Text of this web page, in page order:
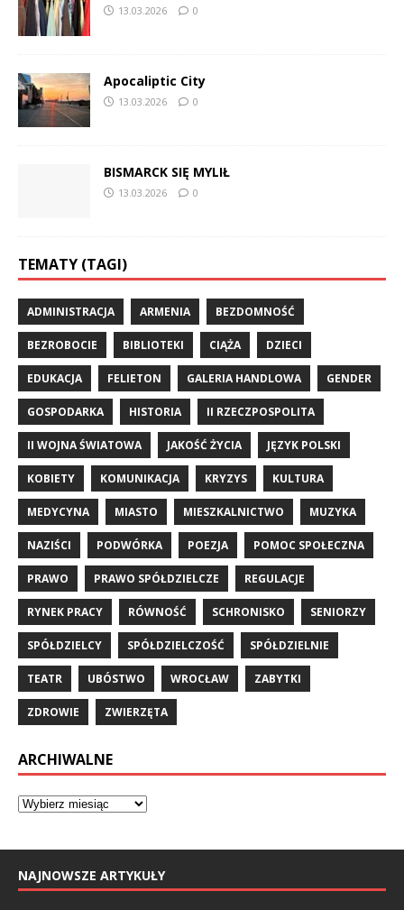
13.03.2026 0
Apocaliptic City
13.03.2026 0
BISMARCK SIĘ MYLIŁ
13.03.2026 0
TEMATY (TAGI)
ADMINISTRACJA ARMENIA BEZDOMNOŚĆ
BEZROBOCIE BIBLIOTEKI CIĄŻA DZIECI
EDUKACJA FELIETON GALERIA HANDLOWA GENDER
GOSPODARKA HISTORIA II RZECZPOSPOLITA
II WOJNA ŚWIATOWA JAKOŚĆ ŻYCIA JĘZYK POLSKI
KOBIETY KOMUNIKACJA KRYZYS KULTURA
MEDYCYNA MIASTO MIESZKALNICTWO MUZYKA
NAZIŚCI PODWÓRKA POEZJA POMOC SPOŁECZNA
PRAWO PRAWO SPÓŁDZIELCZE REGULACJE
RYNEK PRACY RÓWNOŚĆ SCHRONISKO SENIORZY
SPÓŁDZIELCY SPÓŁDZIELCZOŚĆ SPÓŁDZIELNIE
TEATR UBÓSTWO WROCŁAW ZABYTKI
ZDROWIE ZWIERZĘTA
ARCHIWALNE
NAJNOWSZE ARTYKUŁY